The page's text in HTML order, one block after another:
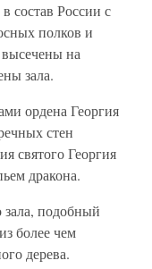
состав России с
полков и
на
зала.
ордена Георгия
стен
святого Георгия
дракона.
зала, подобный
более чем
дерева.